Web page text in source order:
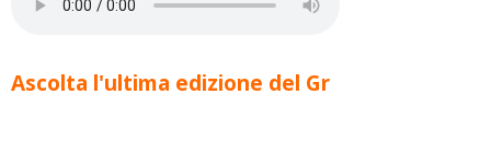
Ascolta l'ultima edizione del Gr